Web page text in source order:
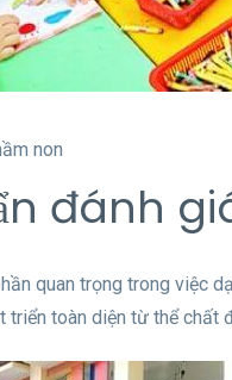
non
đánh
quan trọng trong việc
toàn diện từ thể chất